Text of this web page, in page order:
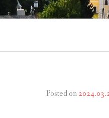
TELEPÜLÉSÜNKRŐL
Posted on